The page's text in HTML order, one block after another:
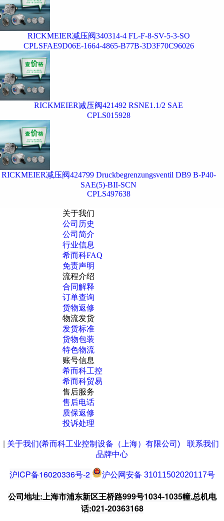
RICKMEIER减压阀340314-4 FL-F-8-SV-5-3-SO
CPLSFAE9D06E-1664-4865-B77B-3D3F70C96026
RICKMEIER减压阀421492 RSNE1.1/2 SAE
CPLS015928
RICKMEIER减压阀424799 Druckbegrenzungsventil DB9 B-P40-
SAE(5)-BII-SCN
CPLS497638
关于我们
公司历史
公司简介
行业信息
希而科FAQ
免责声明
流程介绍
合同解释
订单查询
货物返修
物流发货
发货标准
货物包装
特色物流
账号信息
希而科工控
希而科贸易
售后服务
售后电话
质保返修
投诉处理
关于我们(希而科工业控制设备（上海）有限公司)
联系我们
品牌中心
沪ICP备16020336号-2 沪公网安备 31011502020117号
公司地址:上海市浦东新区王桥路999号1034-1035幢.总机电
话:021-20363168